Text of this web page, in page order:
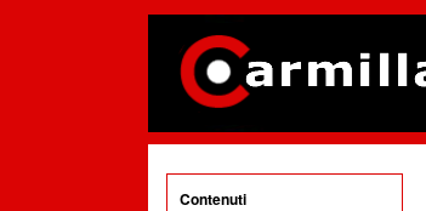
Contenuti